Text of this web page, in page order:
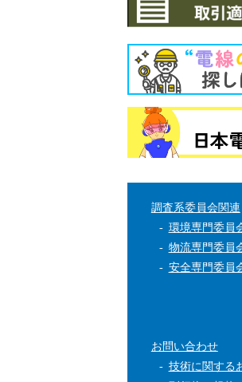
調査系委員会関連
環境専門委員
物流専門委員
安全専門委員
お問い合わせ
技術に関する